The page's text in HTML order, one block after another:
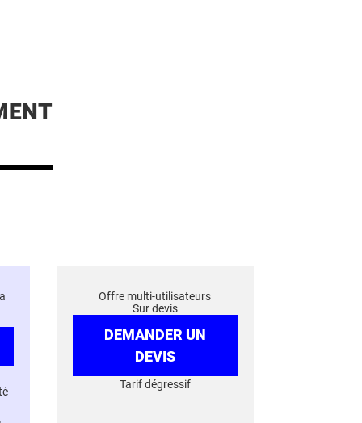
Offre multi-utilisateurs
Sur devis
DEMANDER UN
DEVIS
Tarif dégressif